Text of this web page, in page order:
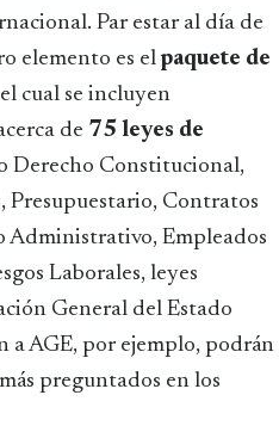
Par estar al día de
elemento es elpaquete de
cual se incluyen
de 75 leyes de
Derecho Constitucional,
Presupuestario, Contratos
Administrativo, Empleados
Laborales, leyes
General del Estado
a AGE, por ejemplo, podrán
preguntados en los